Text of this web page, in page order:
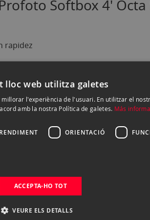
Softbox 4' Octa
rapidez
500 W)
los flashes de la serie A de
lloc web utilitza galetes
l'experiència de l'usuari. En utilitzar el
amb la nostra Política de galetes. Más
RENDIMENT ORIENTACIÓ
ACCEPTA-HO TOT
VEURE ELS DETALLS